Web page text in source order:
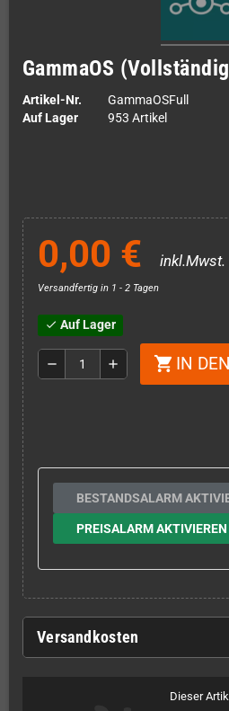
GammaOS
Artikel-Nr.
GammaOSFull
Auf Lager
953 Artikel
0,00 € inkl.Mwst.
Versandfertig in 1 - 2 Tagen
check Auf Lager
remove add shopping_cart IN
BESTANDSALARM
PREISALARM AKTIVIEREN
Versandkosten
Dieser